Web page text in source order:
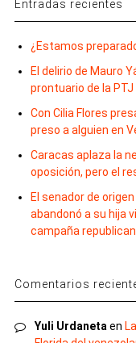
Entradas recientes
¿Estamos
El delirio de Mauro
prontuario de la
Con Cilia Flores
preso a alguien en
Caracas aplaza la
oposición, pero el
El senador de
abandonó a su hija
campaña
Comentarios
Yuli Urdaneta en